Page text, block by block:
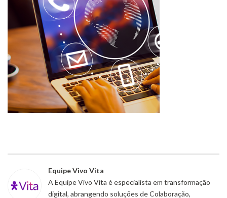
Equipe Vivo Vita
A Equipe Vivo Vita é especialista em transformação
digital, abrangendo soluções de Colaboração,